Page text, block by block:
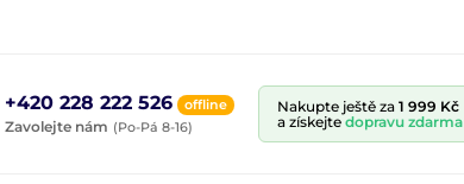
+420 228 222 526 offline
Zavolejte nám (Po-Pá 8-16)
Nakupte ještě za 1 999 Kč
a získejte dopravu zdarma